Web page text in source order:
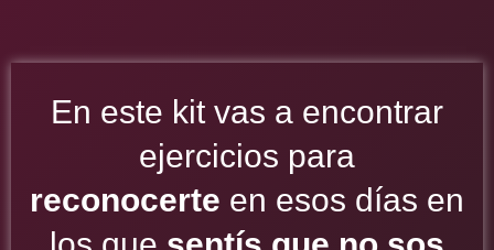
En este kit vas a encontrar
ejercicios para
reconocerte en esos días en